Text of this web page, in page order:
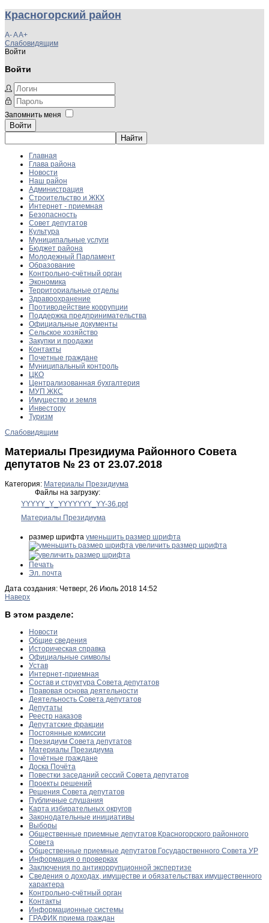
Красногорский район
A-AA+
Слабовидящим
Войти
Войти
Запомнить меня
Войти
Главная
Глава района
Новости
Наш район
Администрация
Строительство и ЖКХ
Интернет - приемная
Безопасность
Совет депутатов
Культура
Муниципальные услуги
Бюджет района
Молодежный Парламент
Образование
Контрольно-счётный орган
Экономика
Территориальные отделы
Здравоохранение
Противодействие коррупции
Поддержка предпринимательства
Официальные документы
Сельское хозяйство
Закупки и продажи
Контакты
Почетные граждане
Муниципальный контроль
ЦКО
Централизованная бухгалтерия
МУП ЖКС
Имущество и земля
Инвестору
Туризм
Слабовидящим
Материалы Президиума Районного Совета
депутатов № 23 от 23.07.2018
Категория: Материалы Президиума
Файлы на загрузку:
YYYYY_Y_YYYYYYY_YY-36.ppt
Материалы Президиума
размер шрифта уменьшить размер шрифта
увеличить размер шрифта
Печать
Эл. почта
Дата создания: Четверг, 26 Июль 2018 14:52
Наверх
В этом разделе:
Новости
Общие сведения
Историческая справка
Официальные символы
Устав
Интернет-приемная
Состав и структура Совета депутатов
Правовая основа деятельности
Деятельность Совета депутатов
Депутаты
Реестр наказов
Депутатские фракции
Постоянные комиссии
Президиум Совета депутатов
Материалы Президиума
Почётные граждане
Доска Почёта
Повестки заседаний сессий Совета депутатов
Проекты решений
Решения Совета депутатов
Публичные слушания
Карта избирательных округов
Законодательные инициативы
Выборы
Общественные приемные депутатов Красногорского районного
Совета
Общественные приемные депутатов Государственного Совета УР
Информация о проверках
Заключения по антикоррупционной экспертизе
Сведения о доходах, имуществе и обязательствах имущественного
характера
Контрольно-счётный орган
Контакты
Информационные системы
ГРАФИК приема граждан